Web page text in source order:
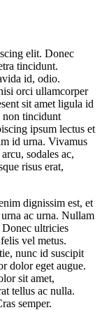
elit. Donec
tincidunt.
id, odio.
orci ullamcorper
sit amet ligula id
non tincidunt
ipsum lectus et
id urna. Vivamus
sodales ac,
risus erat,
dignissim est, et
ac urna. Nullam
Donec ultricies
vel metus.
nunc id suscipit
dolor eget augue.
sit amet,
tellus ac nulla.
semper.